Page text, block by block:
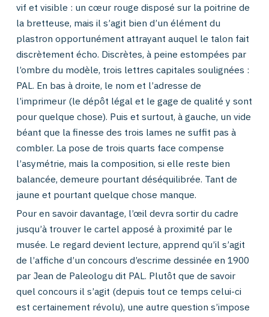
vif et visible : un cœur rouge disposé sur la poitrine de
la bretteuse, mais il s’agit bien d’un élément du
plastron opportunément attrayant auquel le talon fait
discrètement écho. Discrètes, à peine estompées par
l’ombre du modèle, trois lettres capitales soulignées :
PAL. En bas à droite, le nom et l’adresse de
l’imprimeur (le dépôt légal et le gage de qualité y sont
pour quelque chose). Puis et surtout, à gauche, un vide
béant que la finesse des trois lames ne suffit pas à
combler. La pose de trois quarts face compense
l’asymétrie, mais la composition, si elle reste bien
balancée, demeure pourtant déséquilibrée. Tant de
jaune et pourtant quelque chose manque.
Pour en savoir davantage, l’œil devra sortir du cadre
jusqu’à trouver le cartel apposé à proximité par le
musée. Le regard devient lecture, apprend qu’il s’agit
de l’affiche d’un concours d’escrime dessinée en 1900
par Jean de Paleologu dit PAL. Plutôt que de savoir
quel concours il s’agit (depuis tout ce temps celui-ci
est certainement révolu), une autre question s’impose